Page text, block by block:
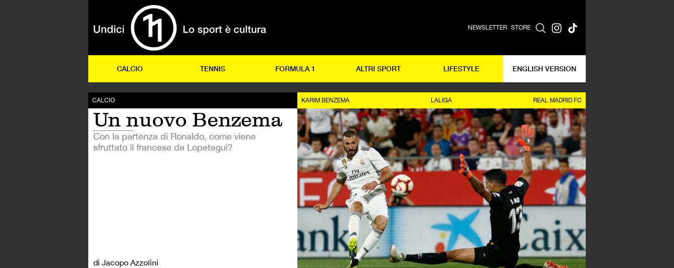
NEWSLETTER STORE
CALCIO TENNIS FORMULA 1 ALTRI SPORT LIFESTYLE ENGLISH VERSION
CALCIO
Un nuovo Benzema
Con la partenza di Ronaldo, come viene
sfruttato il francese da Lopetegui?
di Jacopo Azzolini
KARIM BENZEMA LALIGA REAL MADRID FC